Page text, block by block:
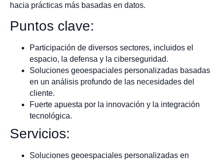
hacia prácticas más basadas en datos.
Puntos clave:
Participación de diversos sectores, incluidos el
espacio, la defensa y la ciberseguridad.
Soluciones geoespaciales personalizadas basadas
en un análisis profundo de las necesidades del
cliente.
Fuerte apuesta por la innovación y la integración
tecnológica.
Servicios:
Soluciones geoespaciales personalizadas en